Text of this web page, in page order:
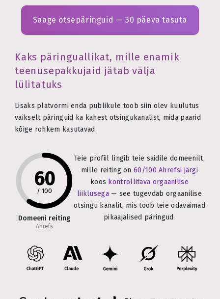
Saage otsepäringuid — 30 päeva tasuta
Kaks päringuallikat, mille enamik
teenusepakkujaid jätab välja
lülitatuks
Lisaks platvormi enda publikule toob siin olev kuulutus
vaikselt päringuid ka kahest otsingukanalist, mida paarid
kõige rohkem kasutavad.
60
/ 100
Domeeni reiting
Ahrefs
Teie profiil lingib teie saidile domeenilt,
mille reiting on60/100 Ahrefsi järgi
koos kontrollitava orgaanilise
liiklusega— see tugevdab orgaanilise
otsingu kanalit, mis toob teie odavaimad
pikaajalised päringud.